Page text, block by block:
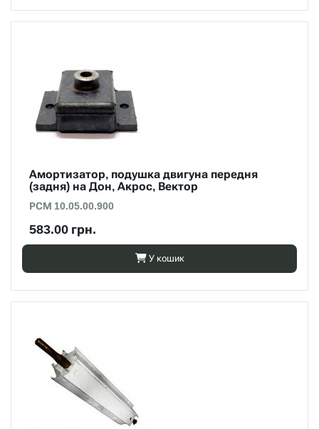
Амортизатор, подушка двигуна передня
(задня) на Дон, Акрос, Вектор
РСМ 10.05.00.900
583.00 грн.
У кошик